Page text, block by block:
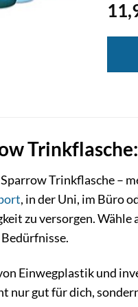
Trinkflasche –
, in der Uni, im Büro
zu versorgen.
Einwegplastik und
nur gut für dich,